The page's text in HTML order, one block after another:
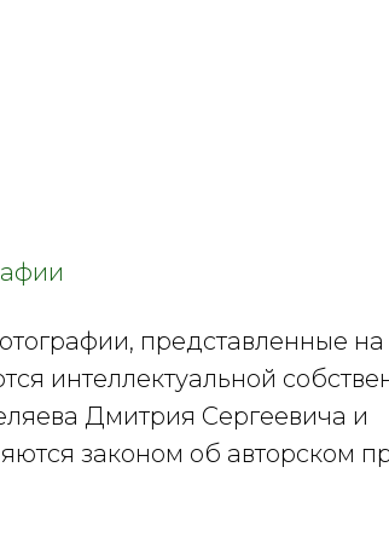
представленные на
интеллектуальной
Дмитрия Сергеевича и
законом об авторском